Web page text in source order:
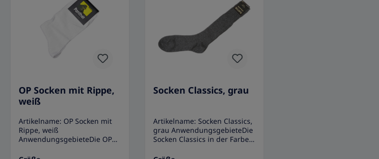
OP Socken mit Rippe,
weiß
Artikelname: OP Socken mit
Rippe, weiß
AnwendungsgebieteDie OP
Socken Classics, grau
Artikelname: Socken Classics,
grau AnwendungsgebieteDie
Socken Classics in der Farbe